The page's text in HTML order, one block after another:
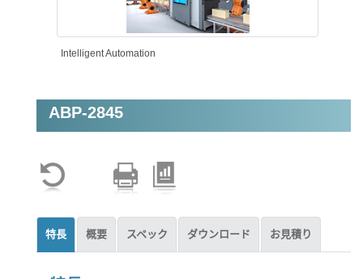
Intelligent Automation
ABP-2845
特長 概要 スペック ダウンロード お見積り